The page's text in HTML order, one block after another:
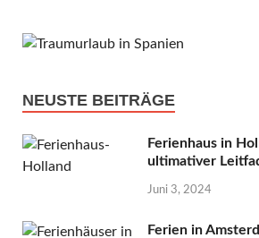
NEUSTE BEITRÄGE
Ferienhaus in
ultimativer
Juni 3, 2024
Ferien in